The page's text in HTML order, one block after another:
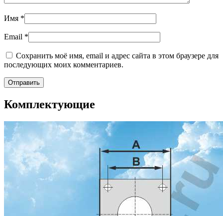
Имя *
Email *
Сохранить моё имя, email и адрес сайта в этом браузере для
последующих моих комментариев.
Комплектующие